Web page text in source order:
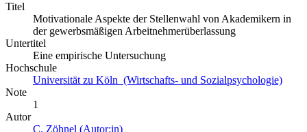
Titel
Motivationale Aspekte der Stellenwahl von Akademikern in
der gewerbsmäßigen Arbeitnehmerüberlassung
Untertitel
Eine empirische Untersuchung
Hochschule
Universität zu Köln (Wirtschafts- und Sozialpsychologie)
Note
1
Autor
C. Zöhnel (Autor:in)